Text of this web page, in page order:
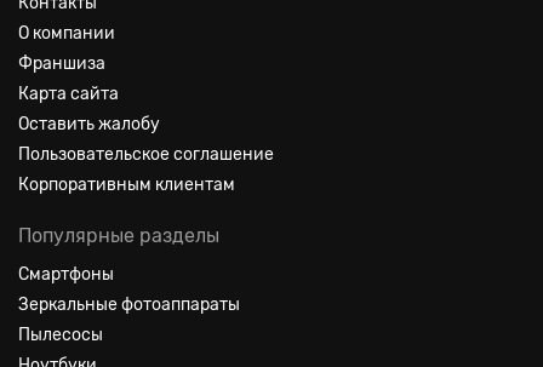
О компании
Франшиза
Карта сайта
Оставить жалобу
Пользовательское соглашение
Корпоративным клиентам
Популярные разделы
Смартфоны
Зеркальные фотоаппараты
Пылесосы